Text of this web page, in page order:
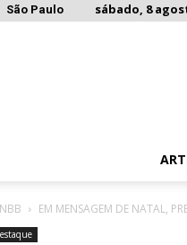
São Paulo sábado, 8
EM MENSAGEM DE NATAL,